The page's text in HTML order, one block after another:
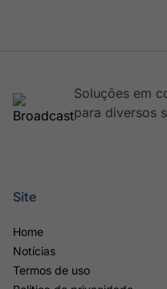
Soluções em
para diversos
Site
Home
Notícias
Termos de uso